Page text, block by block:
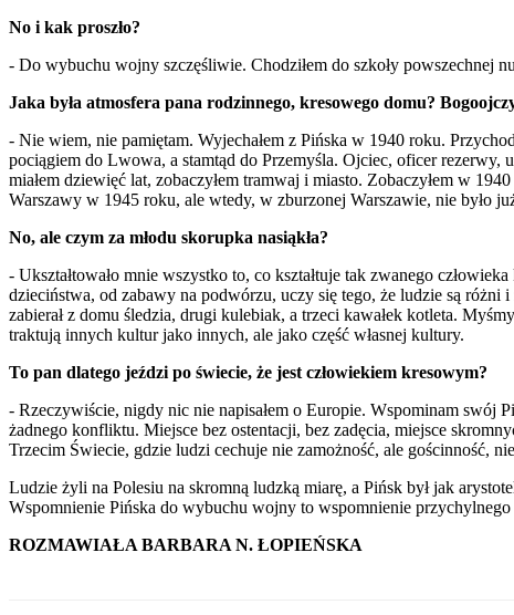
No i kak proszło?
- Do wybuchu wojny szczęśliwie. Chodziłem do szkoły powszechnej
Jaka była atmosfera pana rodzinnego, kresowego domu?
- Nie wiem, nie pamiętam. Wyjechałem z Pińska w 1940 roku.
pociągiem do Lwowa, a stamtąd do Przemyśla. Ojciec, oficer
miałem dziewięć lat, zobaczyłem tramwaj i miasto. Zobaczyłem w
Warszawy w 1945 roku, ale wtedy, w zburzonej Warszawie, nie było
No, ale czym za młodu skorupka nasiąkła?
- Ukształtowało mnie wszystko to, co kształtuje tak zwanego
dzieciństwa, od zabawy na podwórzu, uczy się tego, że ludzie są
zabierał z domu śledzia, drugi kulebiak, a trzeci kawałek kotleta.
traktują innych kultur jako innych, ale jako część własnej kultury.
To pan dlatego jeździ po świecie, że jest człowiekiem kresowym?
- Rzeczywiście, nigdy nic nie napisałem o Europie. Wspominam
żadnego konfliktu. Miejsce bez ostentacji, bez zadęcia, miejsce
Trzecim Świecie, gdzie ludzi cechuje nie zamożność, ale gościnność,
Ludzie żyli na Polesiu na skromną ludzką miarę, a Pińsk był jak
Wspomnienie Pińska do wybuchu wojny to wspomnienie przychylnego
ROZMAWIAŁA BARBARA N. ŁOPIEŃSKA